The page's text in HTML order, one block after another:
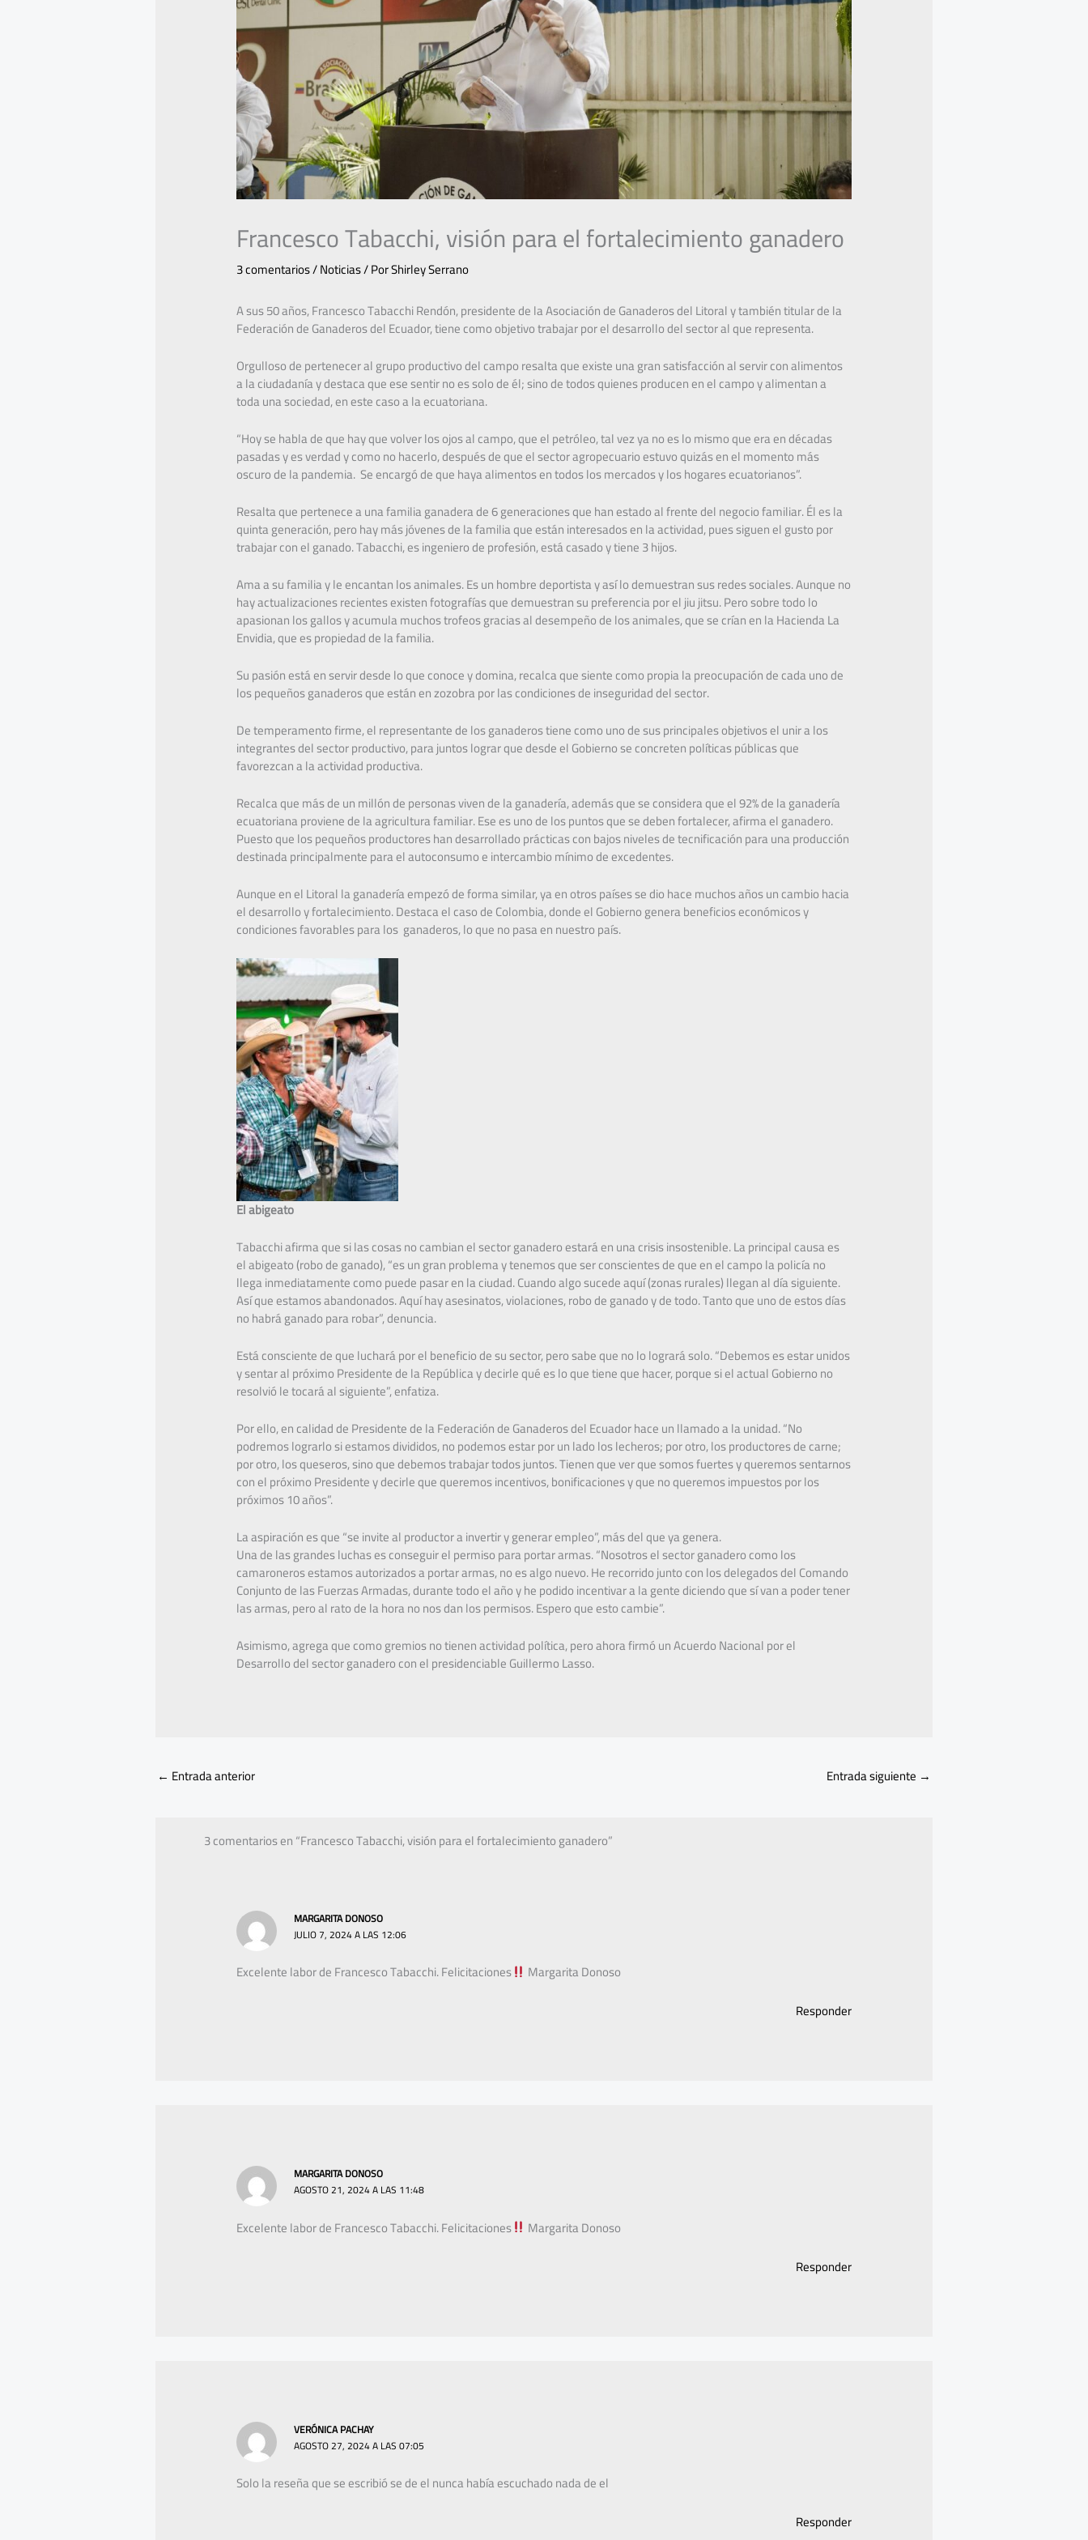
Francesco Tabacchi, visión para el fortalecimiento ganadero
3 comentarios/Noticias/ PorShirley Serrano
A sus 50 años, Francesco Tabacchi Rendón, presidente de la Asociación de Ganaderos del Litoral y también titular de la
Federación de Ganaderos del Ecuador, tiene como objetivo trabajar por el desarrollo del sector al que representa.
Orgulloso de pertenecer al grupo productivo del campo resalta que existe una gran satisfacción al servir con alimentos
a la ciudadanía y destaca que ese sentir no es solo de él; sino de todos quienes producen en el campo y alimentan a
toda una sociedad, en este caso a la ecuatoriana.
“Hoy se habla de que hay que volver los ojos al campo, que el petróleo, tal vez ya no es lo mismo que era en décadas
pasadas y es verdad y como no hacerlo, después de que el sector agropecuario estuvo quizás en el momento más
oscuro de la pandemia. Se encargó de que haya alimentos en todos los mercados y los hogares ecuatorianos”.
Resalta que pertenece a una familia ganadera de 6 generaciones que han estado al frente del negocio familiar. Él es la
quinta generación, pero hay más jóvenes de la familia que están interesados en la actividad, pues siguen el gusto por
trabajar con el ganado. Tabacchi, es ingeniero de profesión, está casado y tiene 3 hijos.
Ama a su familia y le encantan los animales. Es un hombre deportista y así lo demuestran sus redes sociales. Aunque no
hay actualizaciones recientes existen fotografías que demuestran su preferencia por el jiu jitsu. Pero sobre todo lo
apasionan los gallos y acumula muchos trofeos gracias al desempeño de los animales, que se crían en la Hacienda La
Envidia, que es propiedad de la familia.
Su pasión está en servir desde lo que conoce y domina, recalca que siente como propia la preocupación de cada uno de
los pequeños ganaderos que están en zozobra por las condiciones de inseguridad del sector.
De temperamento firme, el representante de los ganaderos tiene como uno de sus principales objetivos el unir a los
integrantes del sector productivo, para juntos lograr que desde el Gobierno se concreten políticas públicas que
favorezcan a la actividad productiva.
Recalca que más de un millón de personas viven de la ganadería, además que se considera que el 92% de la ganadería
ecuatoriana proviene de la agricultura familiar. Ese es uno de los puntos que se deben fortalecer, afirma el ganadero.
Puesto que los pequeños productores han desarrollado prácticas con bajos niveles de tecnificación para una producción
destinada principalmente para el autoconsumo e intercambio mínimo de excedentes.
Aunque en el Litoral la ganadería empezó de forma similar, ya en otros países se dio hace muchos años un cambio hacia
el desarrollo y fortalecimiento. Destaca el caso de Colombia, donde el Gobierno genera beneficios económicos y
condiciones favorables para los ganaderos, lo que no pasa en nuestro país.
El abigeato
Tabacchi afirma que si las cosas no cambian el sector ganadero estará en una crisis insostenible. La principal causa es
el abigeato (robo de ganado), “es un gran problema y tenemos que ser conscientes de que en el campo la policía no
llega inmediatamente como puede pasar en la ciudad. Cuando algo sucede aquí (zonas rurales) llegan al día siguiente.
Así que estamos abandonados. Aquí hay asesinatos, violaciones, robo de ganado y de todo. Tanto que uno de estos días
no habrá ganado para robar”, denuncia.
Está consciente de que luchará por el beneficio de su sector, pero sabe que no lo logrará solo. “Debemos es estar unidos
y sentar al próximo Presidente de la República y decirle qué es lo que tiene que hacer, porque si el actual Gobierno no
resolvió le tocará al siguiente”, enfatiza.
Por ello, en calidad de Presidente de la Federación de Ganaderos del Ecuador hace un llamado a la unidad. “No
podremos lograrlo si estamos divididos, no podemos estar por un lado los lecheros; por otro, los productores de carne;
por otro, los queseros, sino que debemos trabajar todos juntos. Tienen que ver que somos fuertes y queremos sentarnos
con el próximo Presidente y decirle que queremos incentivos, bonificaciones y que no queremos impuestos por los
próximos 10 años”.
La aspiración es que “se invite al productor a invertir y generar empleo”, más del que ya genera.
Una de las grandes luchas es conseguir el permiso para portar armas. “Nosotros el sector ganadero como los
camaroneros estamos autorizados a portar armas, no es algo nuevo. He recorrido junto con los delegados del Comando
Conjunto de las Fuerzas Armadas, durante todo el año y he podido incentivar a la gente diciendo que sí van a poder tener
las armas, pero al rato de la hora no nos dan los permisos. Espero que esto cambie”.
Asimismo, agrega que como gremios no tienen actividad política, pero ahora firmó un Acuerdo Nacional por el
Desarrollo del sector ganadero con el presidenciable Guillermo Lasso.
← Entrada anterior Entrada siguiente →
3 comentarios en “Francesco Tabacchi, visión para el fortalecimiento ganadero”
MARGARITA DONOSO
JULIO 7, 2024 A LAS 12:06
Excelente labor de Francesco Tabacchi. Felicitaciones
Margarita Donoso
Responder
MARGARITA DONOSO
AGOSTO 21, 2024 A LAS 11:48
Excelente labor de Francesco Tabacchi. Felicitaciones
Margarita Donoso
Responder
VERÓNICA PACHAY
AGOSTO 27, 2024 A LAS 07:05
Solo la reseña que se escribió se de el nunca había escuchado nada de el
Responder